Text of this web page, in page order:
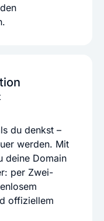
du denkst –
werden. Mit
deine Domain
per Zwei-
offiziellem